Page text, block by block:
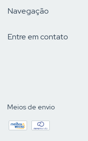
Navegação
Entre em contato
Meios de envio